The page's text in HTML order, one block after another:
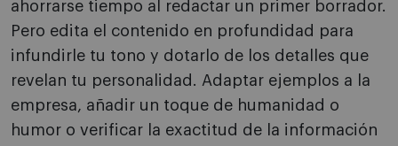
ahorrarse tiempo al redactar un primer borrador.
Pero edita el contenido en profundidad para
infundirle tu tono y dotarlo de los detalles que
revelan tu personalidad. Adaptar ejemplos a la
empresa, añadir un toque de humanidad o
humor o verificar la exactitud de la información